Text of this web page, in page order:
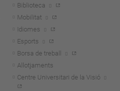
Biblioteca
Mobilitat
Idiomes
Esports
Borsa de treball
Allotjaments
Centre Universitari de la Visió